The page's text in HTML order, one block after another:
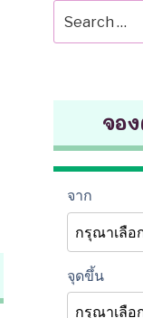
for:
จอ